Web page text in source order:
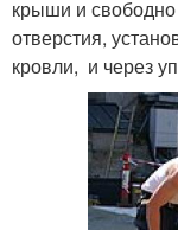
крыши и
отверстия,
кровли, и через